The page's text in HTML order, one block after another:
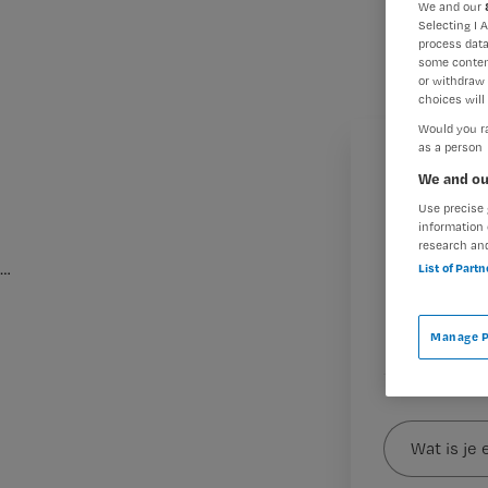
Wat
is
je
…
We and our
Selecting I
process
some
or withdraw
choices will
Would you
as a person
We and
Use
information
research
List of
Manage